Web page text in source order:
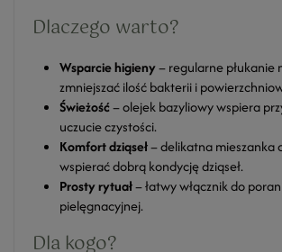
Dlaczego warto?
Wsparcie higieny– regularne płukanie
zmniejszać ilość bakterii i
Świeżość– olejek bazyliowy wspiera
uczucie czystości.
Komfort dziąseł– delikatna mieszanka
wspierać dobrą kondycję dziąseł.
Prosty rytuał– łatwy włącznik do
pielęgnacyjnej.
Dla kogo?